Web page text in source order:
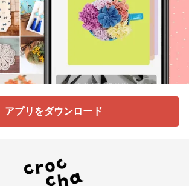
アプリをダウンロード